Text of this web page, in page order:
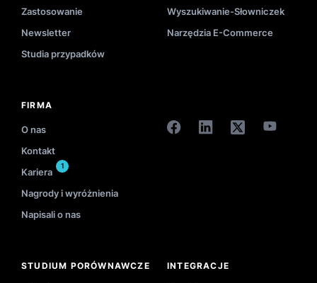
Zastosowanie
Wyszukiwanie-Słowniczek
Newsletter
Narzędzia E-Commerce
Studia przypadków
FIRMA
O nas
Kontakt
Kariera
1
Nagrody i wyróżnienia
Napisali o nas
STUDIUM PORÓWNAWCZE INTEGRACJE